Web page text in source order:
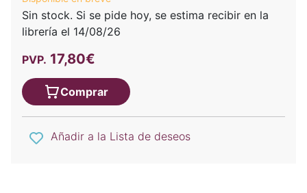
Sin stock. Si se pide hoy, se estima recibir en la
librería el 14/08/26
PVP. 17,80€
Comprar
Añadir a la Lista de deseos